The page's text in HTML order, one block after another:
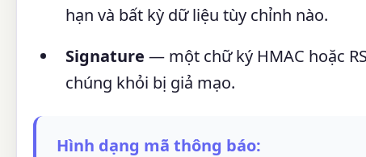
hạn và bất kỳ dữ liệu tùy chỉnh nào.
Signature — một chữ ký HMAC hoặc
chúng khỏi bị giả mạo.
Hình dạng mã thông báo: